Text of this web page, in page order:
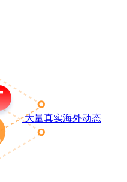
大量真实海外动态